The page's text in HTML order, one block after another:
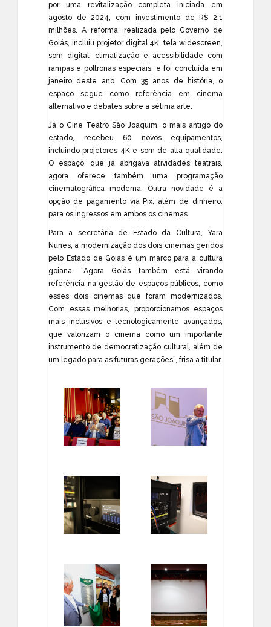
por uma revitalização completa iniciada em
agosto de 2024, com investimento de R$ 2,1
milhões. A reforma, realizada pelo Governo de
Goiás, incluiu projetor digital 4K, tela widescreen,
som digital, climatização e acessibilidade com
rampas e poltronas especiais, e foi concluída em
janeiro deste ano. Com 35 anos de história, o
espaço segue como referência em cinema
alternativo e debates sobre a sétima arte.
Já o Cine Teatro São Joaquim, o mais antigo do
estado, recebeu 60 novos equipamentos,
incluindo projetores 4K e som de alta qualidade.
O espaço, que já abrigava atividades teatrais,
agora oferece também uma programação
cinematográfica moderna. Outra novidade é a
opção de pagamento via Pix, além de dinheiro,
para os ingressos em ambos os cinemas.
Para a secretária de Estado da Cultura, Yara
Nunes, a modernização dos dois cinemas geridos
pelo Estado de Goiás é um marco para a cultura
goiana. “Agora Goiás também está virando
referência na gestão de espaços públicos, como
esses dois cinemas que foram modernizados.
Com essas melhorias, proporcionamos espaços
mais inclusivos e tecnologicamente avançados,
que valorizam o cinema como um importante
instrumento de democratização cultural, além de
um legado para as futuras gerações”, frisa a titular.